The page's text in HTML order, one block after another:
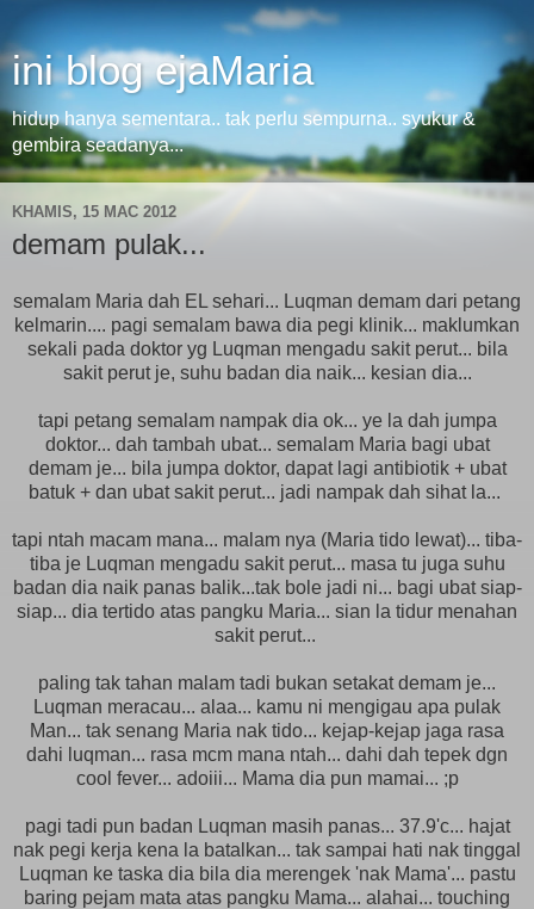
ini blog ejaMaria
hidup hanya sementara.. tak perlu sempurna.. syukur &
gembira seadanya...
KHAMIS, 15 MAC 2012
demam pulak...
semalam Maria dah EL sehari... Luqman demam dari petang
kelmarin.... pagi semalam bawa dia pegi klinik... maklumkan
sekali pada doktor yg Luqman mengadu sakit perut... bila
sakit perut je, suhu badan dia naik... kesian dia...
tapi petang semalam nampak dia ok... ye la dah jumpa
doktor... dah tambah ubat... semalam Maria bagi ubat
demam je... bila jumpa doktor, dapat lagi antibiotik + ubat
batuk + dan ubat sakit perut... jadi nampak dah sihat la...
tapi ntah macam mana... malam nya (Maria tido lewat)... tiba-
tiba je Luqman mengadu sakit perut... masa tu juga suhu
badan dia naik panas balik...tak bole jadi ni... bagi ubat siap-
siap... dia tertido atas pangku Maria... sian la tidur menahan
sakit perut...
paling tak tahan malam tadi bukan setakat demam je...
Luqman meracau... alaa... kamu ni mengigau apa pulak
Man... tak senang Maria nak tido... kejap-kejap jaga rasa
dahi luqman... rasa mcm mana ntah... dahi dah tepek dgn
cool fever... adoiii... Mama dia pun mamai... ;p
pagi tadi pun badan Luqman masih panas... 37.9'c... hajat
nak pegi kerja kena la batalkan... tak sampai hati nak tinggal
Luqman ke taska dia bila dia merengek 'nak Mama'... pastu
baring pejam mata atas pangku Mama... alahai... touching